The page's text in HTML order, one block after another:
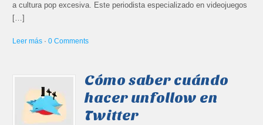
a cultura pop excesiva. Este periodista especializado en videojuegos
[…]
Leer más ·0 Comments
Cómo saber cuándo
hacer unfollow en
Twitter